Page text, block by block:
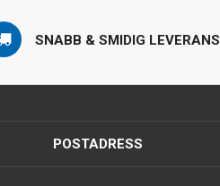
SNABB & SMIDIG LEVERANS
POSTADRESS